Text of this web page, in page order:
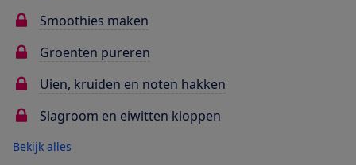
Smoothies maken
Groenten pureren
Uien, kruiden en noten hakken
Slagroom en eiwitten kloppen
Bekijk alles